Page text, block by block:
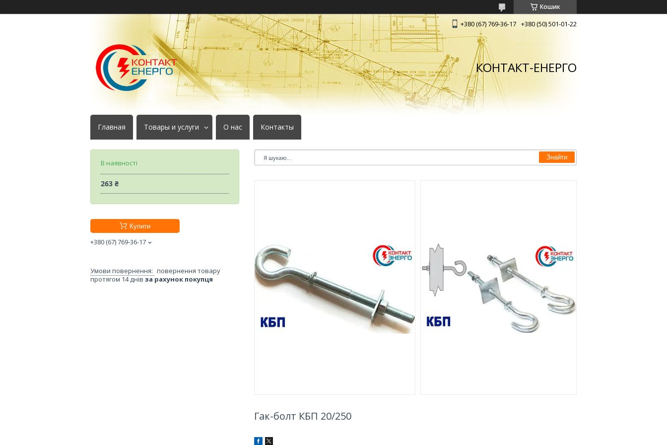
Кошик
+380 (67) 769-36-17 +380 (50) 501-01-22
КОНТАКТ-ЕНЕРГО
Главная Товары и услуги О нас Контакты
Знайти
Гак-болт КБП 20/250
В наявності
263 ₴
Купити
+380 (67) 769-36-17
повернення товару
протягом 14 днів за рахунок покупця